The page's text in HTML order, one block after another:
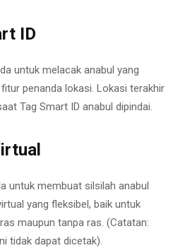
ID
untuk melacak anabul yang
penanda lokasi. Lokasi terakhir
Tag Smart ID anabul dipindai.
untuk membuat silsilah anabul
yang fleksibel, baik untuk
maupun tanpa ras. (Catatan:
tidak dapat dicetak).